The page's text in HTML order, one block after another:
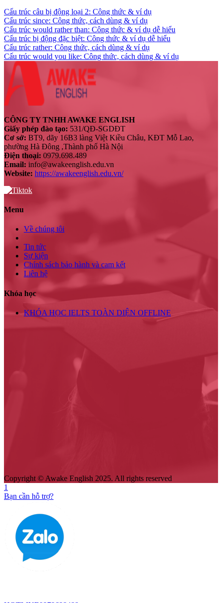
Cấu trúc câu bị động loại 2: Công thức & ví dụ
Cấu trúc since: Công thức, cách dùng & ví dụ
Cấu trúc would rather than: Công thức & ví dụ dễ hiểu
Cấu trúc bị động đặc biệt: Công thức & ví dụ dễ hiểu
Cấu trúc rather: Công thức, cách dùng & ví dụ
Cấu trúc would you like: Công thức, cách dùng & ví dụ
CÔNG TY TNHH AWAKE ENGLISH
Giấy phép đào tạo: 531/QĐ-SGDĐT
Cơ sở: BT9, dãy 16B3 làng Việt Kiều Châu, KĐT Mỗ Lao,
phường Hà Đông ,Thành phố Hà Nội
Điện thoại: 0979.698.489
Email: info@awakeenglish.edu.vn
Website: https://awakeenglish.edu.vn/
Menu
Về chúng tôi
Tin tức
Sự kiện
Chính sách bảo hành và cam kết
Liên hệ
Khóa học
KHÓA HỌC IELTS TOÀN DIỆN OFFLINE
Copyright © Awake English 2025. All rights reserved
1
Bạn cần hỗ trợ?